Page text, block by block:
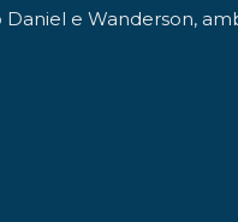
Daniel e Wanderson,